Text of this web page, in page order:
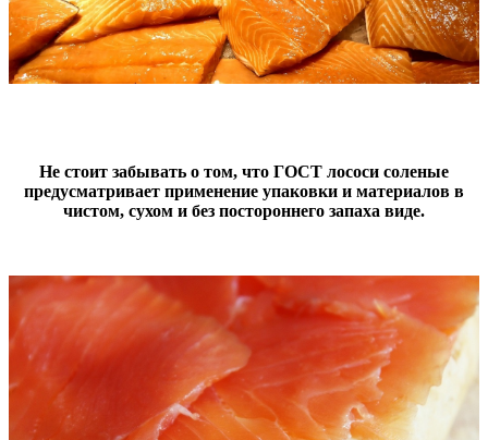
Не стоит забывать о том, что ГОСТ лососи соленые
предусматривает применение упаковки и материалов в
чистом, сухом и без постороннего запаха виде.